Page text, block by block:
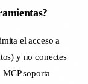
el acceso a
y no conectes
soporta